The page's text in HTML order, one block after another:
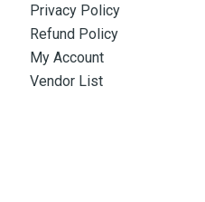
Privacy Policy
Refund Policy
My Account
Vendor List